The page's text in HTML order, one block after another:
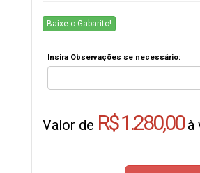
Baixe o Gabarito!
Insira Observações se necessário:
Valor de R$ 1.280,00à